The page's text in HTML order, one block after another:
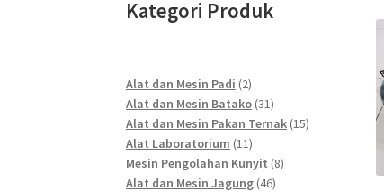
Kategori Produk
Alat dan Mesin Padi 22
products
Alat dan Mesin Batako 3131
products
Alat dan Mesin Pakan Ternak 1515
Alat Laboratorium 1111
products
Mesin Pengolahan Kunyit 88
Alat dan Mesin Jagung 4646